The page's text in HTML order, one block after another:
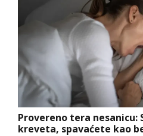
Provereno tera nesanicu:
kreveta, spavaćete kao